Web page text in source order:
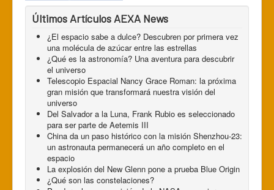
Últimos Artículos AEXA News
¿El espacio sabe a dulce? Descubren por primera vez
una molécula de azúcar entre las estrellas
¿Qué es la astronomía? Una aventura para descubrir
el universo
Telescopio Espacial Nancy Grace Roman: la próxima
gran misión que transformará nuestra visión del
universo
Del Salvador a la Luna, Frank Rubio es seleccionado
para ser parte de Aetemis III
China da un paso histórico con la misión Shenzhou-23:
un astronauta permanecerá un año completo en el
espacio
La explosión del New Glenn pone a prueba Blue Origin
¿Qué son las constelaciones?